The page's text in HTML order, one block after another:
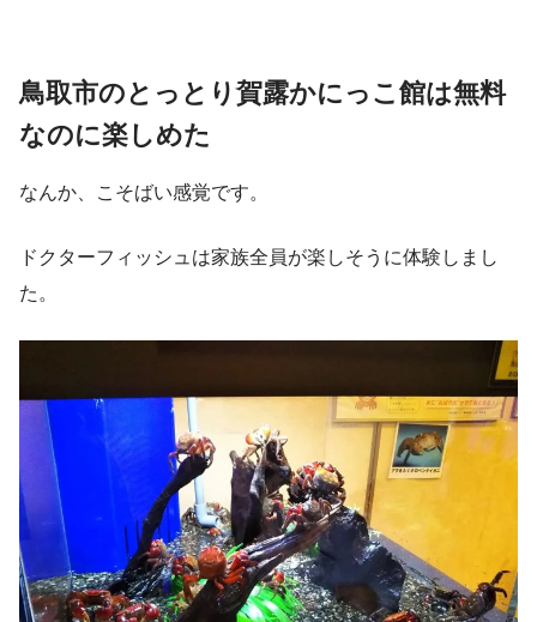
鳥取市のとっとり賀露かにっこ館は無料
なのに楽しめた
なんか、こそばい感覚です。
ドクターフィッシュは家族全員が楽しそうに体験しまし
た。